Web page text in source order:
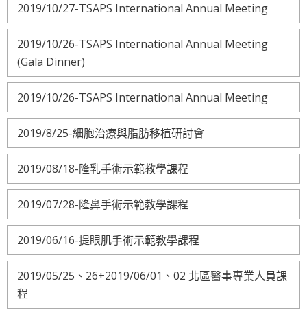
2019/10/27-TSAPS International Annual Meeting
2019/10/26-TSAPS International Annual Meeting
(Gala Dinner)
2019/10/26-TSAPS International Annual Meeting
2019/8/25-細胞治療與脂肪移植研討會
2019/08/18-隆乳手術示範教學課程
2019/07/28-隆鼻手術示範教學課程
2019/06/16-提眼肌手術示範教學課程
2019/05/25、26+2019/06/01、02 北區醫事專業人員課
程